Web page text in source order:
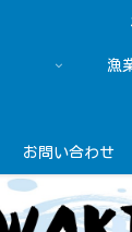
漁
お問い合わせ